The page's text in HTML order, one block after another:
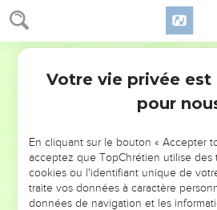
Romains 2
Toi qui dis qu'on ne doit point
commets adultère ? toi qui as en
commets des sacrilèges.
Toi qui te glorifies en la Loi, tu
transgression de la Loi.
Car le nom de Dieu est
les Gentils comme il est écrit.
Or il est vrai que la Circoncision
la Loi ; mais si tu es transgresseur de
devient prépuce.
Votre vie privée
pour
En cliquant sur le bouton « Accepter
acceptez que TopChrétien utilise des
cookies ou l'identifiant unique de
traite vos données à caractère
données de navigation et les